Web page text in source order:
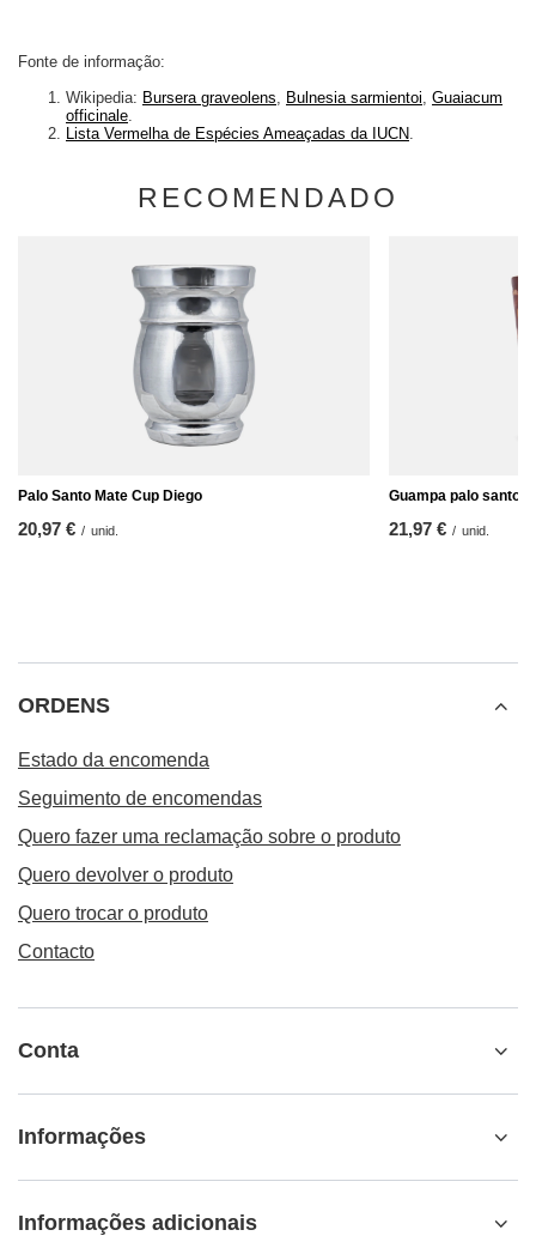
Fonte de informação:
Wikipedia: Bursera graveolens, Bulnesia sarmientoi, Guaiacum
officinale.
Lista Vermelha de Espécies Ameaçadas da IUCN.
RECOMENDADO
Palo Santo Mate Cup Diego
20,97 € / unid.
Guampa palo santo -
21,97 € / unid.
ORDENS
Estado da encomenda
Seguimento de encomendas
Quero fazer uma reclamação sobre o produto
Quero devolver o produto
Quero trocar o produto
Contacto
Conta
Informações
Informações adicionais